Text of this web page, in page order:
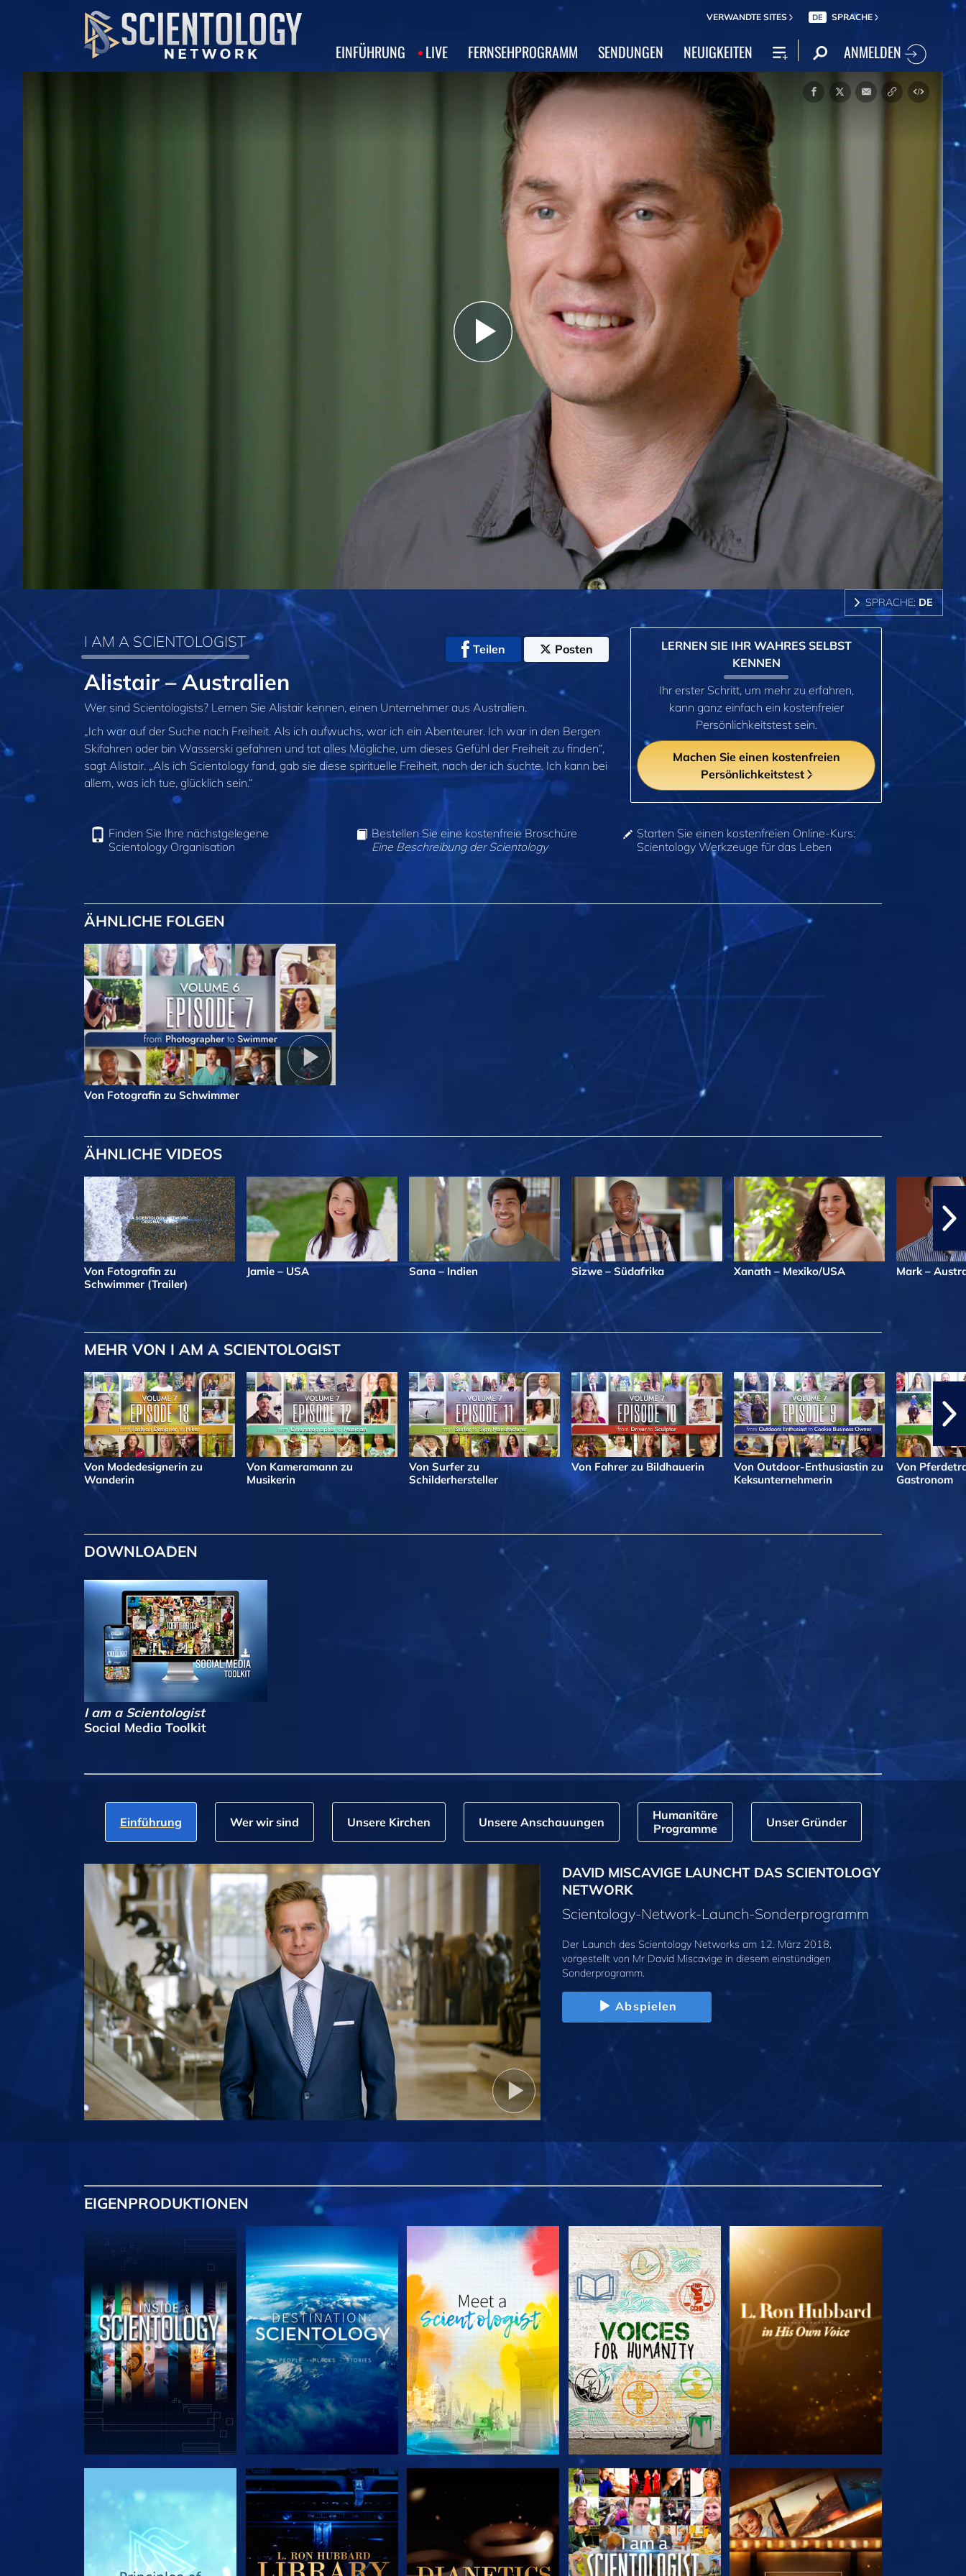
VERWANDTE SITES DE SPRACHE
EINFÜHRUNG LIVE FERNSEHPROGRAMM SENDUNGEN NEUIGKEITEN ANMELDEN
Play
Video
SPRACHE: DE
I AM A SCIENTOLOGIST Teilen Posten
Alistair – Australien
Wer sind Scientologists? Lernen Sie Alistair kennen, einen Unternehmer aus Australien.
„Ich war auf der Suche nach Freiheit. Als ich aufwuchs, war ich ein Abenteurer. Ich war in den Bergen
Skifahren oder bin Wasserski gefahren und tat alles Mögliche, um dieses Gefühl der Freiheit zu finden“,
sagt Alistair. „Als ich Scientology fand, gab sie diese spirituelle Freiheit, nach der ich suchte. Ich kann bei
allem, was ich tue, glücklich sein.“
LERNEN SIE IHR WAHRES SELBST
KENNEN
Ihr erster Schritt, um mehr zu erfahren,
kann ganz einfach ein kostenfreier
Persönlichkeitstest sein.
Machen Sie einen kostenfreien
Persönlichkeitstest
Finden Sie Ihre nächstgelegene
Scientology Organisation
Bestellen Sie eine kostenfreie Broschüre
Eine Beschreibung der Scientology
Starten Sie einen kostenfreien Online-Kurs:
Scientology Werkzeuge für das Leben
ÄHNLICHE FOLGEN
Von Fotografin zu Schwimmer
ÄHNLICHE VIDEOS
Von Fotografin zu
Schwimmer (Trailer)
Jamie – USA Sana – Indien Sizwe – Südafrika Xanath – Mexiko/USA Mark –
MEHRVON I AM A SCIENTOLOGIST
Von Modedesignerin zu
Wanderin
Von Kameramann zu
Musikerin
Von Surfer zu
Schilderhersteller
Von Fahrer zu Bildhauerin
Von Outdoor-Enthusiastin zu
Keksunternehmerin
Von
Gastronom
DOWNLOADEN
I am a Scientologist
Social Media Toolkit
Einführung Wer wir sind Unsere Kirchen Unsere Anschauungen
Humanitäre
Programme
Unser Gründer
DAVID MISCAVIGE LAUNCHT DAS SCIENTOLOGY
NETWORK
Scientology-Network-Launch-Sonderprogramm
Der Launch des Scientology Networks am 12. März 2018,
vorgestellt von Mr David Miscavige in diesem einstündigen
Sonderprogramm.
Abspielen
EIGENPRODUKTIONEN
SERIE ENTDECKEN SERIE ENTDECKEN SERIE ENTDECKEN SERIE ENTDECKEN SERIE ENTDECKEN